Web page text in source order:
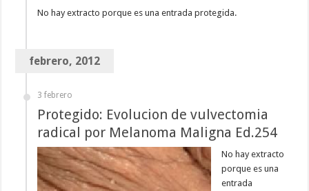
No hay extracto porque es una entrada protegida.
febrero, 2012
3 febrero
Protegido: Evolucion de vulvectomia
radical por Melanoma Maligna Ed.254
No hay extracto
porque es una
entrada